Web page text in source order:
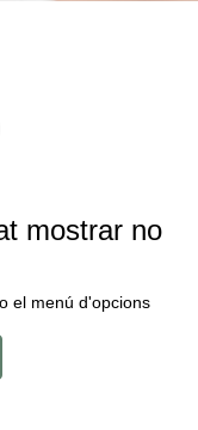
mostrar no
el menú d'opcions